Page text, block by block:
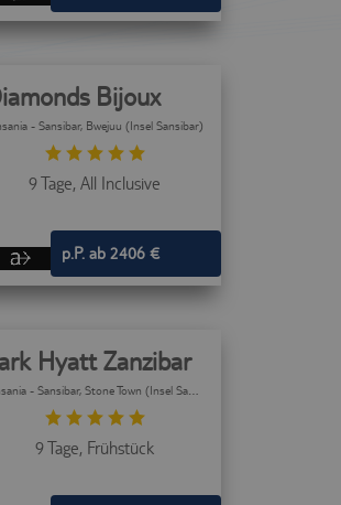
Bijoux
- Sansibar, Bwejuu (Insel Sansibar)
9 Tage, All Inclusive
p.P. ab 2406 €
Hyatt Zanzibar
- Sansibar, Stone Town (Insel Sansibar)
9 Tage, Frühstück